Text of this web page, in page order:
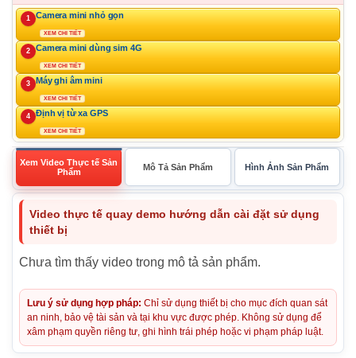
1 Camera mini nhỏ gọn
XEM CHI TIẾT
2 Camera mini dùng sim 4G
XEM CHI TIẾT
3 Máy ghi âm mini
XEM CHI TIẾT
4 Định vị từ xa GPS
XEM CHI TIẾT
Xem Video Thực tế Sản
Phẩm
Mô Tả Sản Phẩm Hình Ảnh Sản Phẩm
Video thực tế quay demo hướng dẫn cài đặt sử dụng
thiết bị
Chưa tìm thấy video trong mô tả sản phẩm.
Lưu ý sử dụng hợp pháp: Chỉ sử dụng thiết bị cho mục đích quan sát
an ninh, bảo vệ tài sản và tại khu vực được phép. Không sử dụng để
xâm phạm quyền riêng tư, ghi hình trái phép hoặc vi phạm pháp luật.